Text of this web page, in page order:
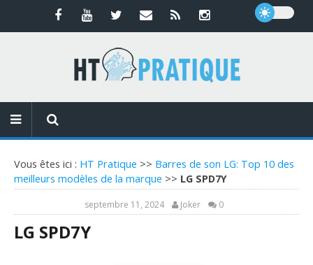
Vous êtes ici : HT Pratique >> Barres de son LG: Top 10 des
meilleurs modèles de la marque >> LG SPD7Y
septembre 11, 2024 Joker 0
LG SPD7Y